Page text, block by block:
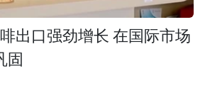
出口强劲增长 在国际市场
固